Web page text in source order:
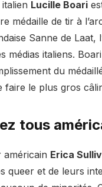
Lucille Boari
médaille de tir à
Sanne de Laat,
médias italiens.
du
faire le plus gros
tous
américain Erica
queer et de leurs